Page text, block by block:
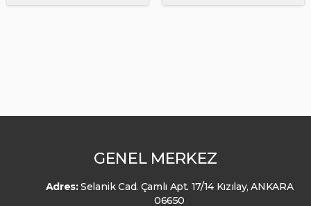
GENEL MERKEZ
Adres:Selanik Cad. Çamlı Apt. 17/14 Kızılay, ANKARA
06650